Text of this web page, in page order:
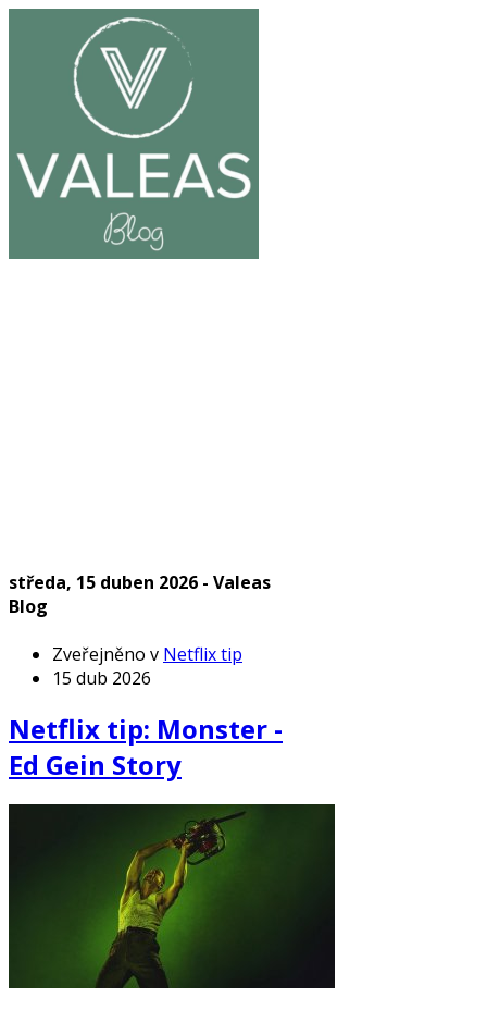
středa, 15 duben 2026 - Valeas
Blog
Zveřejněno v Netflix tip
15 dub 2026
Netflix tip: Monster -
Ed Gein Story